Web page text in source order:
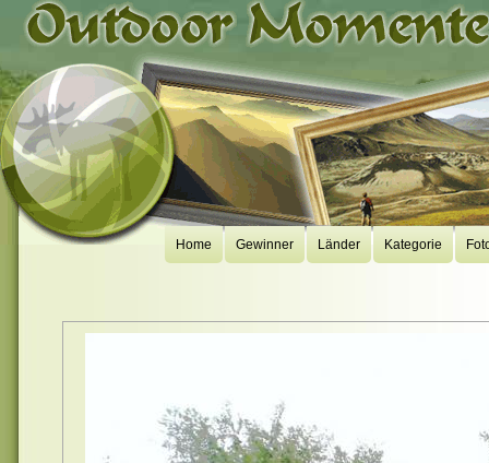
Home Gewinner Länder Kategorie